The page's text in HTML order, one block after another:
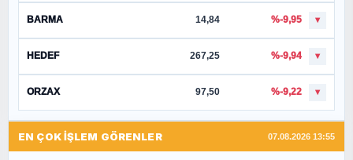
BARMA 14,84 %-9,95 ▼
HEDEF 267,25 %-9,94 ▼
ORZAX 97,50 %-9,22 ▼
EN ÇOK İŞLEM GÖRENLER 07.08.2026 13:55